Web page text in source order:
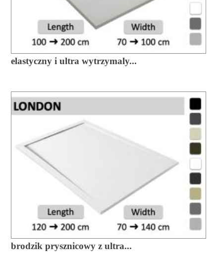
elastyczny i ultra wytrzymaly...
brodzik prysznicowy z ultra...